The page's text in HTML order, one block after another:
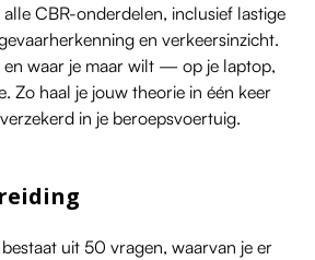
CBR-onderdelen, inclusief lastige
en verkeersinzicht.
en waar je maar wilt — op je laptop,
Zo haal je jouw theorie in één keer
in je beroepsvoertuig.
uit 50 vragen, waarvan je er